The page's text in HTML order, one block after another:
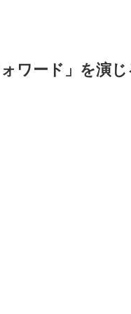
ワード」を演